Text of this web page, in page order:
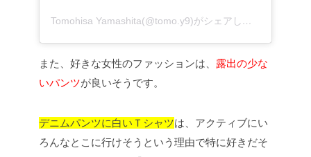
Tomohisa Yamashita(@tomo.y9)がシェアした投稿
また、好きな女性のファッションは、 露出の少な
いパンツが良いそうです。
デニムパンツに白いＴシャツは、アクティブにい
ろんなとこに行けそうという理由で特に好きだそ